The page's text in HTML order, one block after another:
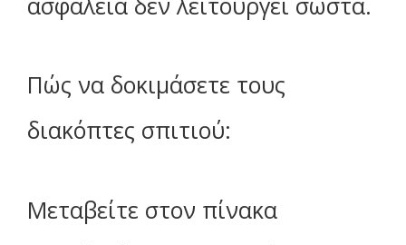
Πώς να δοκιμάσετε τους
διακόπτες σπιτιού:
Μεταβείτε στον πίνακα